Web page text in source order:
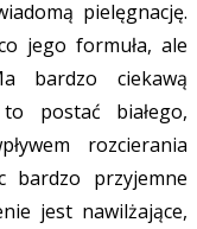
pielęgnację.
jego formuła, ale
bardzo ciekawą
postać białego,
rozcierania
bardzo przyjemne
jest nawilżające,